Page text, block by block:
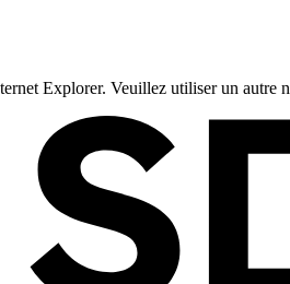
Explorer. Veuillez utiliser un autre